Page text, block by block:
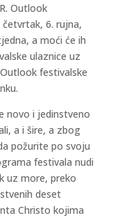
Outlook
6. rujna,
a moći će ih
ulaznice uz
festivalske
novo i jedinstveno
a i šire, a zbog
požurite po svoju
festivala nudi
uz more, preko
deset
Christo kojima